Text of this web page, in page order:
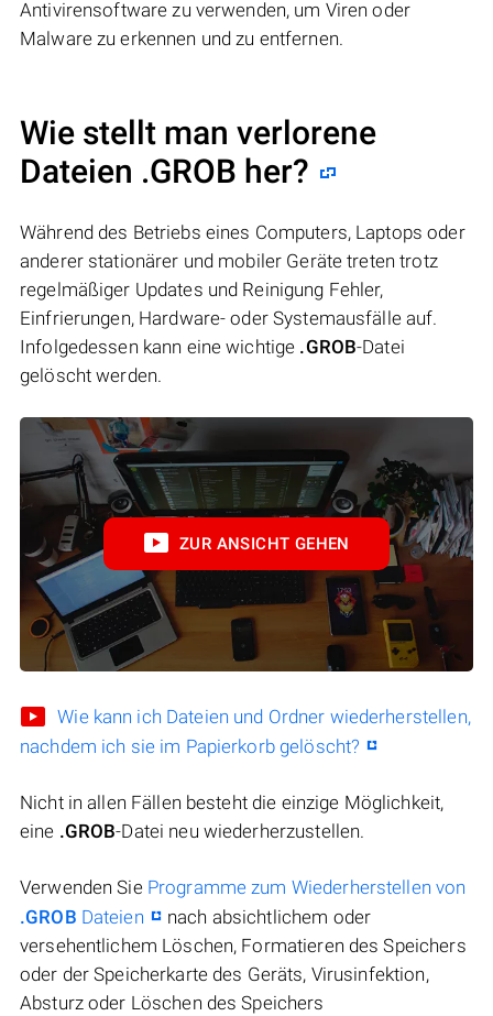
Antivirensoftware zu verwenden, um Viren oder
Malware zu erkennen und zu entfernen.
Wie stellt man verlorene
Dateien .GROB her?
Während des Betriebs eines Computers, Laptops oder
anderer stationärer und mobiler Geräte treten trotz
regelmäßiger Updates und Reinigung Fehler,
Einfrierungen, Hardware- oder Systemausfälle auf.
Infolgedessen kann eine wichtige .GROB-Datei
gelöscht werden.
ZUR ANSICHT GEHEN
Wie kann ich Dateien und Ordner wiederherstellen,
nachdem ich sie im Papierkorb gelöscht?
Nicht in allen Fällen besteht die einzige Möglichkeit,
eine .GROB-Datei neu wiederherzustellen.
Verwenden Sie Programme zum Wiederherstellen von
.GROB Dateien
nach absichtlichem oder
versehentlichem Löschen, Formatieren des Speichers
oder der Speicherkarte des Geräts, Virusinfektion,
Absturz oder Löschen des Speichers